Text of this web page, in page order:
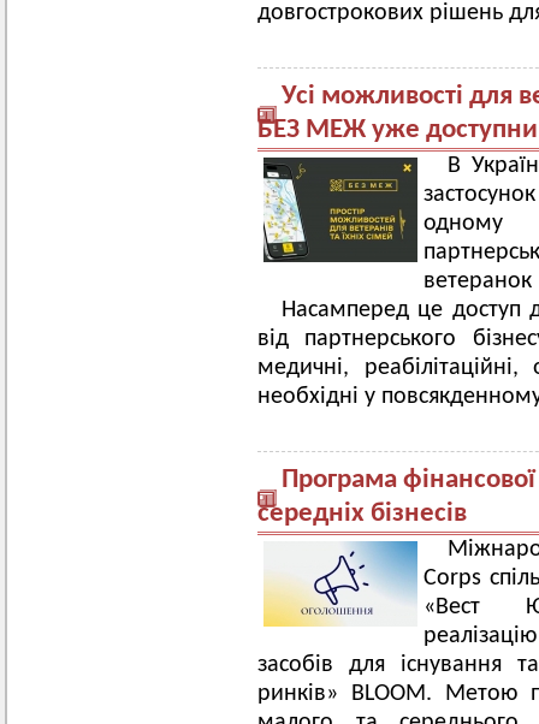
довгострокових рішень
Усі можливості для
БЕЗ МЕЖ уже
В
одному
ветеранок
Насамперед це доступ
від партнерського
медичні,
необхідні у
Програма
середніх бізнесів
Corps
«Вест
засобів для існування
ринків» BLOOM. Метою